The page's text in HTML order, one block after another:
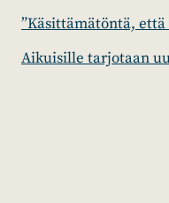
”Käsittämätöntä,
Aikuisille tarjotaan